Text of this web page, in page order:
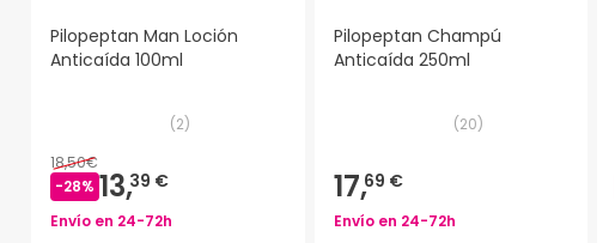
Pilopeptan Man Loción
Anticaída 100ml
(2)
18,50€
-28% 13,39 €
Envío en 24-72h
Pilopeptan Champú
Anticaída 250ml
(20)
17,69 €
Envío en 24-72h